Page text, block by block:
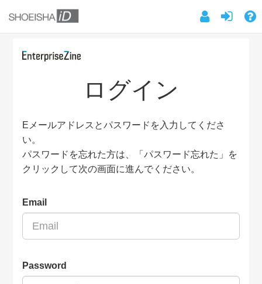
ログイン
Eメールアドレスとパスワードを入力してくださ
い。
パスワードを忘れた方は、「パスワード忘れた」を
クリックして次の画面に進んでください。
Email
Password